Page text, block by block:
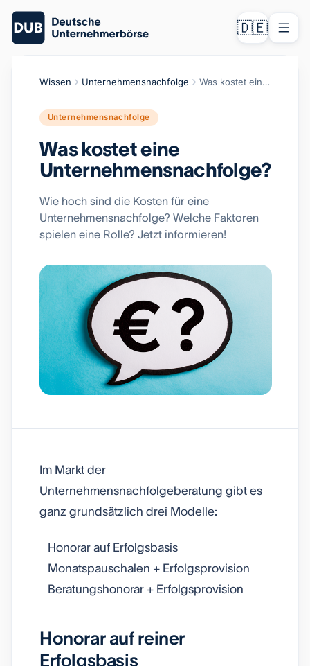
🇩🇪
Wissen Unternehmensnachfolge Was kostet eine Unternehmensnachfolge?
Unternehmensnachfolge
Was kostet eine
Unternehmensnachfolge?
Wie hoch sind die Kosten für eine
Unternehmensnachfolge? Welche Faktoren
spielen eine Rolle? Jetzt informieren!
Im Markt der
Unternehmensnachfolgeberatung gibt es
ganz grundsätzlich drei Modelle:
Honorar auf Erfolgsbasis
Monatspauschalen + Erfolgsprovision
Beratungshonorar + Erfolgsprovision
Honorar auf reiner
Erfolgsbasis